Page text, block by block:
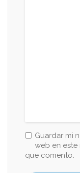
Guardar mi
web en este
que comento.